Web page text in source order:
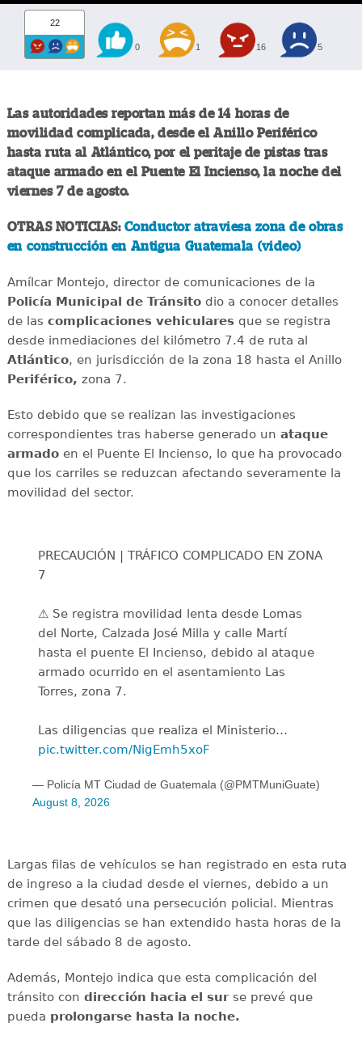
22
0 1 16 5
Las autoridades reportan más de 14 horas de
movilidad complicada, desde el Anillo Periférico
hasta ruta al Atlántico, por el peritaje de pistas tras
ataque armado en el Puente El Incienso, la noche del
viernes 7 de agosto.
OTRAS NOTICIAS: Conductor atraviesa zona de obras
en construcción en Antigua Guatemala (video)
Amílcar Montejo, director de comunicaciones de la
Policía Municipal de Tránsitodio a conocer detalles
de las complicaciones vehicularesque se registra
desde inmediaciones del kilómetro 7.4 de ruta al
Atlántico, en jurisdicción de la zona 18 hasta el Anillo
Periférico, zona 7.
Esto debido que se realizan las investigaciones
correspondientes tras haberse generado un ataque
armadoen el Puente El Incienso, lo que ha provocado
que los carriles se reduzcan afectando severamente la
movilidad del sector.
PRECAUCIÓN | TRÁFICO COMPLICADO EN ZONA
7
⚠️ Se registra movilidad lenta desde Lomas
del Norte, Calzada José Milla y calle Martí
hasta el puente El Incienso, debido al ataque
armado ocurrido en el asentamiento Las
Torres, zona 7.
Las diligencias que realiza el Ministerio…
pic.twitter.com/NigEmh5xoF
— Policía MT Ciudad de Guatemala (@PMTMuniGuate)
August 8, 2026
Largas filas de vehículos se han registrado en esta ruta
de ingreso a la ciudad desde el viernes, debido a un
crimen que desató una persecución policial. Mientras
que las diligencias se han extendido hasta horas de la
tarde del sábado 8 de agosto.
Además, Montejo indica que esta complicación del
tránsito con dirección hacia el surse prevé que
pueda prolongarse hasta la noche.